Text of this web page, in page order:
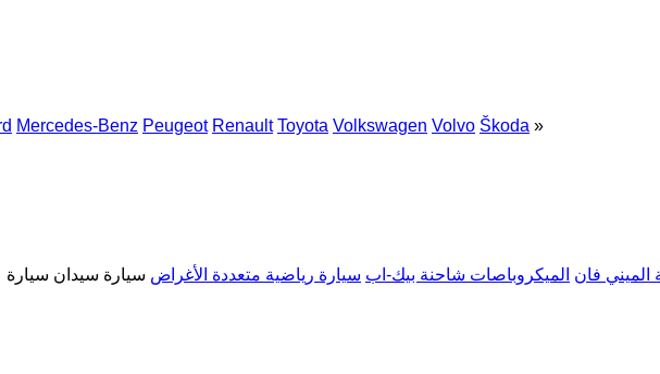
Mercedes-Benz Peugeot Renault Toyota Volkswagen Volvo Škoda »
الميني فان الميكروباصات شاحنة بيك-اب سيارة رياضية متعددة الأغراض سيارة سيدان سيارة